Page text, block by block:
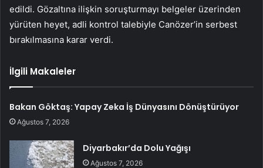
edildi. Gözaltına ilişkin soruşturmayı belgeler üzerinden
yürüten heyet, adli kontrol talebiyle Canözer’in serbest
bırakılmasına karar verdi.
İlgili Makaleler
Bakan Göktaş: Yapay Zeka İş Dünyasını Dönüştürüyor
Ağustos 7, 2026
Diyarbakır’da Dolu Yağışı
Ağustos 7, 2026